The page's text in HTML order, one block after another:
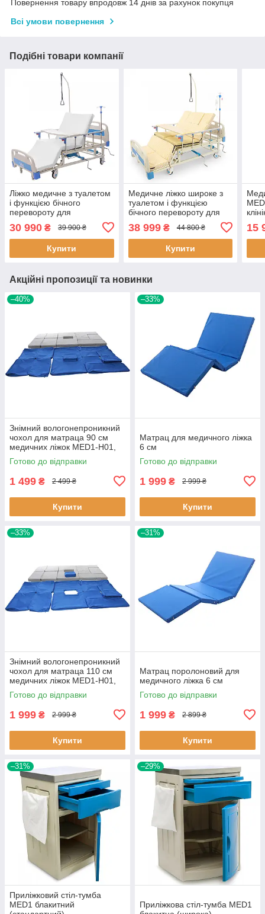
Повернення товару впродовж 14 днів за рахунок покупця
Всі умови повернення
Подібні товари компанії
Ліжко медичне з туалетом
і функцією бічного
перевороту для
(відеообзор)
30 990 ₴ 39 900 ₴
Купити
Медичне ліжко широке з
туалетом і функцією
бічного перевороту для
38 999₴ 44 800 ₴
Купити
15
Акційні пропозиції та новинки
–40%
Знімний вологонепроникний
чохол для матраца 90 см
медичних ліжок MED1-Н01,
MED1-Н03 (8 см)
Готово до відправки
1 499 ₴ 2 499 ₴
Купити
–33%
Матрац для медичного ліжка
6 см
Готово до відправки
1 999 ₴ 2 999 ₴
Купити
–33%
Знімний вологонепроникний
чохол для матраца 110 см
медичних ліжок MED1-Н01,
MED1-Н03 (8 см)
Готово до відправки
1 999 ₴ 2 999 ₴
Купити
–31%
Матрац поролоновий для
медичного ліжка 6 см
Готово до відправки
1 999 ₴ 2 899 ₴
Купити
–31%
Приліжковий стіл-тумба
MED1 блакитний
–29%
Приліжкова стіл-тумба MED1